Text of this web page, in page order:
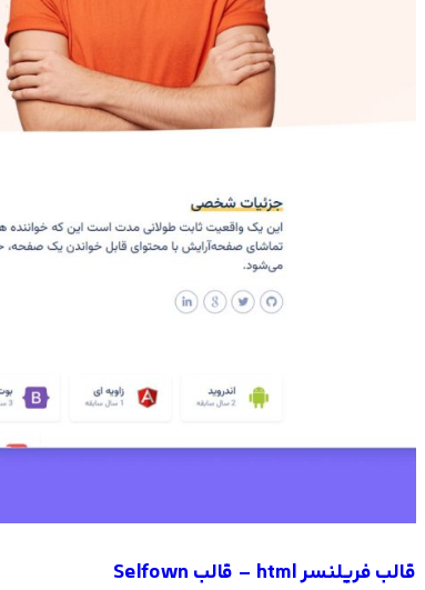
قالب فریلنسر html – قالب Selfown